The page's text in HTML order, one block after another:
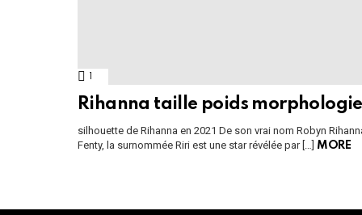
Rihanna taille poids morphologie
silhouette de Rihanna en 2021 De son vrai nom Robyn
Fenty, la surnommée Riri est une star révélée par […] MORE